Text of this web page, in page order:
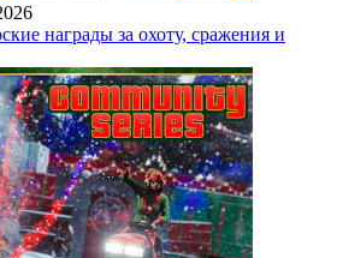
награды за охоту, сражения и